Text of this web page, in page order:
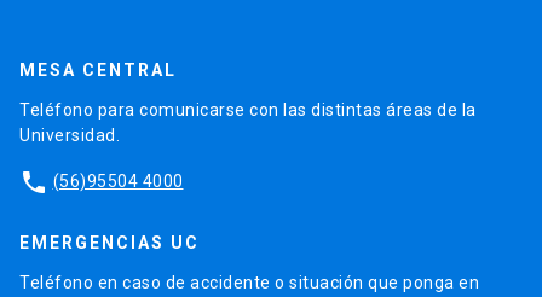
MESA CENTRAL
Teléfono para comunicarse con las distintas áreas de la
Universidad.
phone (56)95504 4000
EMERGENCIAS UC
Teléfono en caso de accidente o situación que ponga en